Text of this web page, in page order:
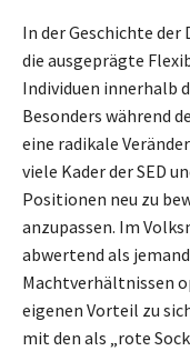
In der Geschichte der
die ausgeprägte
Individuen innerhalb
Besonders während
eine radikale
viele Kader der SED
Positionen neu zu
anzupassen. Im
abwertend als
Machtverhältnissen
eigenen Vorteil zu
mit den als „rote